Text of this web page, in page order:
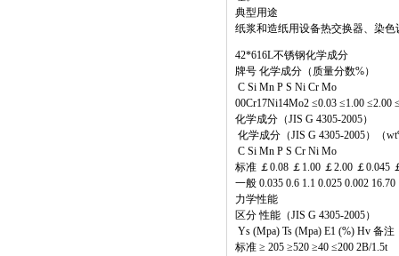
典型用途
纸浆和造纸用设备热交换器、染
42*616L不锈钢化学成分
牌号 化学成分（质量分数%）
C Si Mn P S Ni Cr Mo
00Cr17Ni14Mo2 ≤0.03 ≤1.00 ≤2.00
化学成分（JIS G 4305-2005）
化学成分（JIS G 4305-2005）（
C Si Mn P S Cr Ni Mo
标准 ￡0.08 ￡1.00 ￡2.00 ￡0.045
一般 0.035 0.6 1.1 0.025 0.002 16.70
力学性能
区分 性能（JIS G 4305-2005）
Ys (Mpa) Ts (Mpa) E1 (%) Hv 备注
标准 ≥ 205 ≥520 ≥40 ≤200 2B/1.5t